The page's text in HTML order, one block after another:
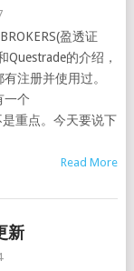
盈透证
Questrade的介绍，
注册并使用过。
一个
重点。今天要说下
Read More
新